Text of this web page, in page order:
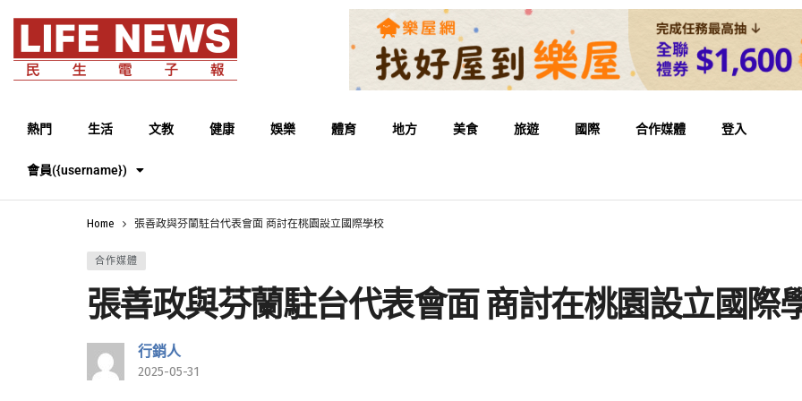
熱門 生活 文教 健康 娛樂 體育 地方 美食 旅遊 國際 合作媒體 登入
會員({username})
Home 張善政與芬蘭駐台代表會面 商討在桃園設立國際學校
合作媒體
張善政與芬蘭駐台代表會面 商討在桃園設立國際
行銷人
2025-05-31